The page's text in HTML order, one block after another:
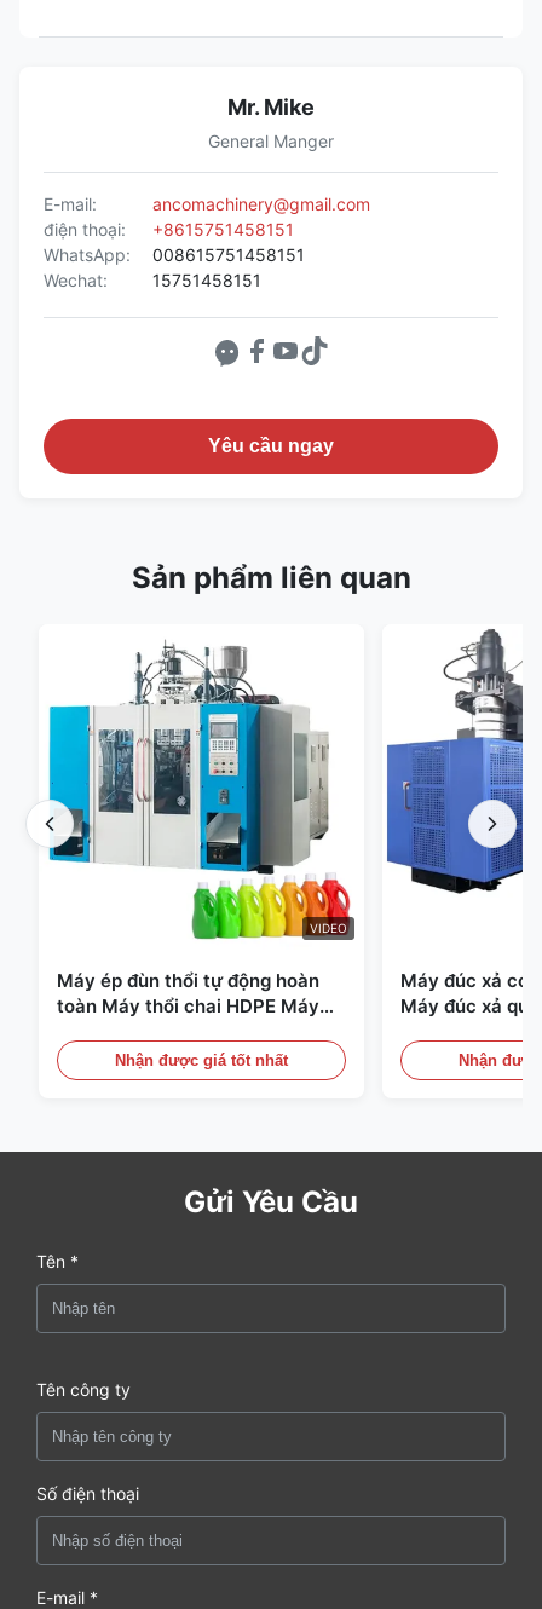
Mr. Mike
General Manger
E-mail:
ancomachinery@gmail.com
điện thoại:
+8615751458151
WhatsApp:
008615751458151
Wechat:
15751458151
Yêu cầu ngay
Sản phẩm liên quan
VIDEO
Máy ép đùn thổi tự động hoàn
toàn Máy thổi chai HDPE Máy
Nhận được giá tốt nhất
Máy đúc xả có
Máy đúc xả
Nhận
Gửi Yêu Cầu
Tên *
Tên công ty
Số điện thoại
E-mail *